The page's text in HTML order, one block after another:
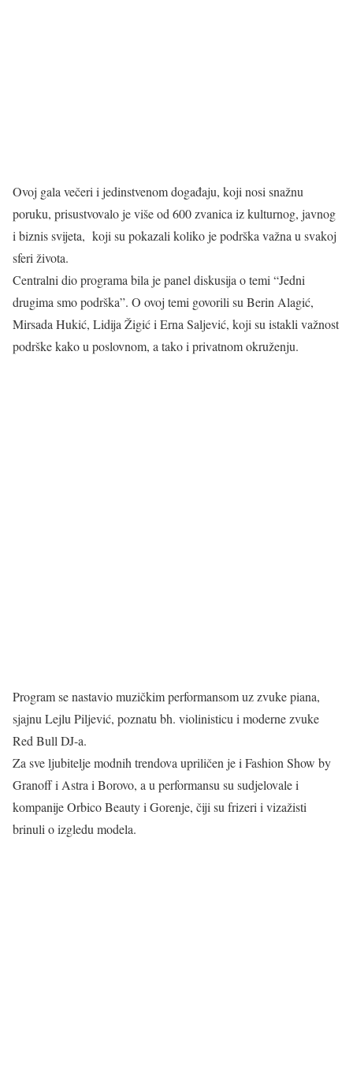
Ovoj gala večeri i jedinstvenom događaju, koji nosi snažnu
poruku, prisustvovalo je više od 600 zvanica iz kulturnog, javnog
i biznis svijeta, koji su pokazali koliko je podrška važna u svakoj
sferi života.
Centralni dio programa bila je panel diskusija o temi “Jedni
drugima smo podrška”. O ovoj temi govorili su Berin Alagić,
Mirsada Hukić, Lidija Žigić i Erna Saljević, koji su istakli važnost
podrške kako u poslovnom, a tako i privatnom okruženju.
Program se nastavio muzičkim performansom uz zvuke piana,
sjajnu Lejlu Piljević, poznatu bh. violinisticu i moderne zvuke
Red Bull DJ-a.
Za sve ljubitelje modnih trendova upriličen je i Fashion Show by
Granoff i Astra i Borovo, a u performansu su sudjelovale i
kompanije Orbico Beauty i Gorenje, čiji su frizeri i vizažisti
brinuli o izgledu modela.